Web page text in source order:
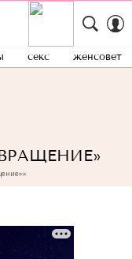
секс женсовет